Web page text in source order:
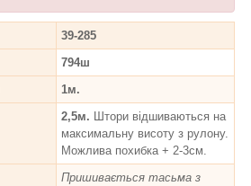
39-285
794ш
1м.
2,5м. Штори відшиваються на
максимальну висоту з рулону.
Можлива похибка + 2-3см.
Пришивається тасьма з